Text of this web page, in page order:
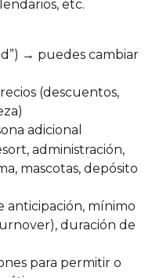
etc.
→ puedes cambiar
(descuentos,
adicional
administración,
mascotas, depósito
anticipación, mínimo
duración de
para permitir o